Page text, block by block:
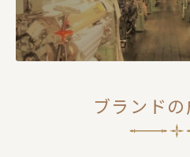
ブランド